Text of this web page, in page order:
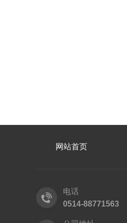
网站首页
电话
0514-88771563